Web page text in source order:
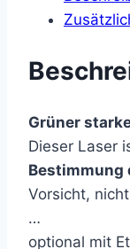
Grüner
Dieser Laser
Bestimmung
Vorsicht,
…
optional mit